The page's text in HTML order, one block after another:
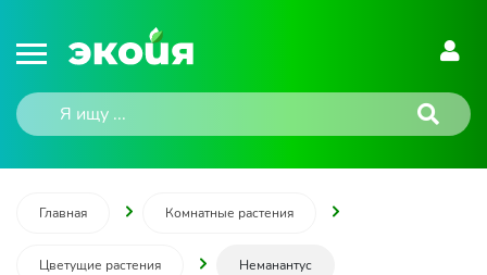
Главная Комнатные растения
Цветущие растения Неманантус